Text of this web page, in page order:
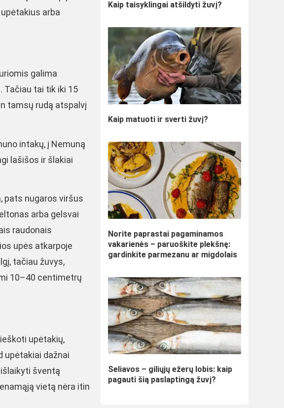
arba
galima
Tačiau tai tik iki 15
tamsų rudą atspalvį
intakų, į Nemuną
lašišos ir šlakiai
pats nugaros viršus
arba gelsvai
raudonais
upės atkarpoje
tačiau žuvys,
10–40 centimetrų
upėtakių,
upėtakiai dažnai
šventą
vietą nėra itin
Kaip taisyklingai atšildyti žuvį?
Kaip matuoti ir sverti žuvį?
Norite paprastai pagaminamos
vakarienės – paruoškite plekšnę:
gardinkite parmezanu ar migdolais
Seliavos – giliųjų ežerų lobis: kaip
pagauti šią paslaptingą žuvį?